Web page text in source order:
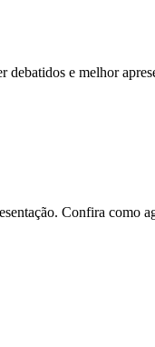
e melhor
Confira como